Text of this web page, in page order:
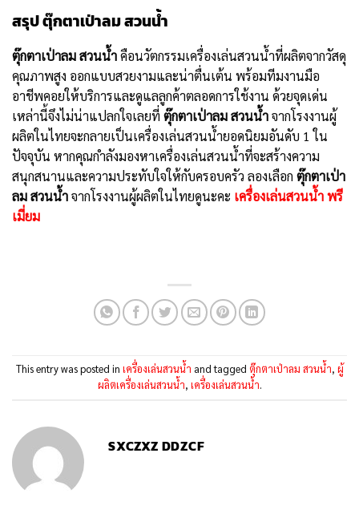
สรุปตุ๊กตาเป่าลม สวนน้ำ
ตุ๊กตาเป่าลม สวนน้ำคือนวัตกรรมเครื่องเล่นสวนน้ำที่ผลิตจากวัสดุ
คุณภาพสูง ออกแบบสวยงามและน่าตื่นเต้น พร้อมทีมงานมือ
อาชีพคอยให้บริการและดูแลลูกค้าตลอดการใช้งาน ด้วยจุดเด่น
เหล่านี้จึงไม่น่าแปลกใจเลยที่ ตุ๊กตาเป่าลม สวนน้ำจากโรงงานผู้
ผลิตในไทยจะกลายเป็นเครื่องเล่นสวนน้ำยอดนิยมอันดับ 1 ใน
ปัจจุบัน หากคุณกำลังมองหาเครื่องเล่นสวนน้ำที่จะสร้างความ
สนุกสนานและความประทับใจให้กับครอบครัว ลองเลือก ตุ๊กตาเป่า
ลม สวนน้ำจากโรงงานผู้ผลิตในไทยดูนะคะ เครื่องเล่นสวนน้ำ พรี
เมี่ยม
This entry was posted in เครื่องเล่นสวนน้ำ and tagged ตุ๊กตาเป่าลม สวนน้ำ, ผู้
ผลิตเครื่องเล่นสวนน้ำ, เครื่องเล่นสวนน้ำ.
SXCZXZ DDZCF